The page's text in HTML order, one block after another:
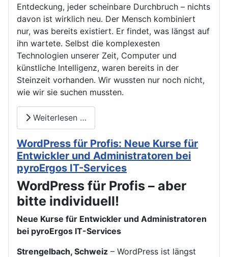
Entdeckung, jeder scheinbare Durchbruch – nichts
davon ist wirklich neu. Der Mensch kombiniert
nur, was bereits existiert. Er findet, was längst auf
ihn wartete. Selbst die komplexesten
Technologien unserer Zeit, Computer und
künstliche Intelligenz, waren bereits in der
Steinzeit vorhanden. Wir wussten nur noch nicht,
wie wir sie suchen mussten.
Weiterlesen …
WordPress für Profis: Neue Kurse für
Entwickler und Administratoren bei
pyroErgos IT-Services
WordPress für Profis – aber
bitte individuell!
Neue Kurse für Entwickler und Administratoren
bei pyroErgos IT-Services
Strengelbach, Schweiz – WordPress ist längst